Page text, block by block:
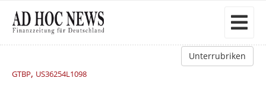
Unterrubriken
GTBP, US36254L1098